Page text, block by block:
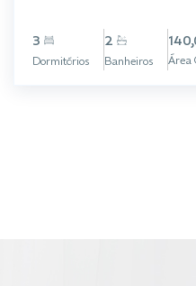
3
Dormitórios
2
Banheiros Área